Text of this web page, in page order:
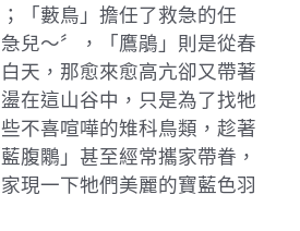
「藪鳥」擔任了救急的任
兒～〞，「鷹鵑」則是從春
天，那愈來愈高亢卻又帶著
在這山谷中，只是為了找牠
不喜喧嘩的雉科鳥類，趁著
腹鷴」甚至經常攜家帶眷，
現一下牠們美麗的寶藍色羽